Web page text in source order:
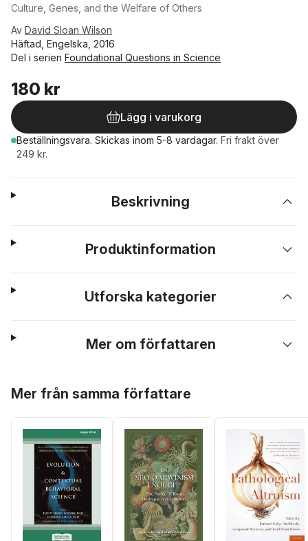
Culture, Genes, and the Welfare of Others
Av David Sloan Wilson
Häftad, Engelska, 2016
Del i serien Foundational Questions in Science
180 kr
Lägg i varukorg
Beställningsvara. Skickas inom 5-8 vardagar. Fri frakt över
249 kr.
Beskrivning
Produktinformation
Utforska kategorier
Mer om författaren
Mer från samma författare